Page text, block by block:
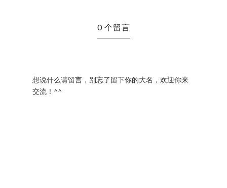
0 个留言
想说什么请留言，别忘了留下你的大名，欢迎你来
交流！^^